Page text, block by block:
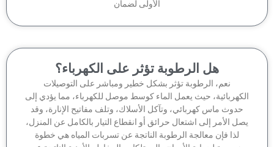
الأولى لضمان
هل الرطوبة تؤثر على الكهرباء؟
نعم، الرطوبة تؤثر بشكل خطير ومباشر على التوصيلات
حيث يعمل الماء كوسط موصل للكهرباء، مما يؤدي إلى
حدوث ماس كهربائي، وتآكل الأسلاك، وتلف مفاتيح الإنارة، وقد
الأمر إلى اشتعال حرائق أو انقطاع التيار بالكامل عن المنزل،
لذا فإن معالجة الرطوبة الناتجة عن تسربات المياه هي خطوة